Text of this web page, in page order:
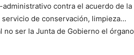
contra el acuerdo de la
de conservación, limpieza…
ser la Junta de Gobierno el órgano